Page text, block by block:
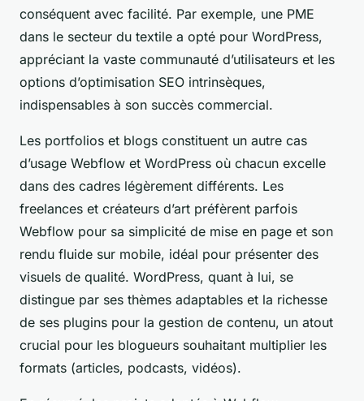
conséquent avec facilité. Par exemple, une PME
dans le secteur du textile a opté pour WordPress,
appréciant la vaste communauté d’utilisateurs et les
options d’optimisation SEO intrinsèques,
indispensables à son succès commercial.
Les portfolios et blogs constituent un autre cas
d’usage Webflow et WordPress où chacun excelle
dans des cadres légèrement différents. Les
freelances et créateurs d’art préfèrent parfois
Webflow pour sa simplicité de mise en page et son
rendu fluide sur mobile, idéal pour présenter des
visuels de qualité. WordPress, quant à lui, se
distingue par ses thèmes adaptables et la richesse
de ses plugins pour la gestion de contenu, un atout
crucial pour les blogueurs souhaitant multiplier les
formats (articles, podcasts, vidéos).